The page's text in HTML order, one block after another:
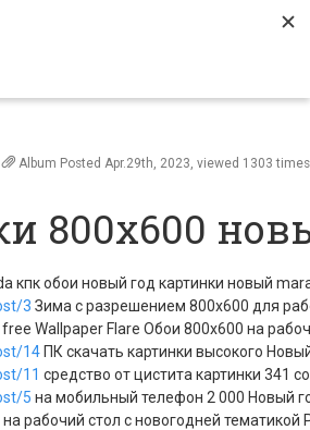
Album Posted Apr.29th, 2023, viewed 1303 times
800х600
кпк обои новый год картинки новый
3 Зима с разрешением 800x600 для
free Wallpaper Flare Обои 800x600 на
14 ПК скачать картинки высокого
11 средство от цистита картинки 341
5 на мобильный телефон 2 000 Новый
рабочий стол с новогодней